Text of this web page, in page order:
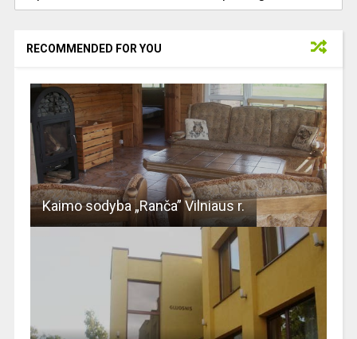
RECOMMENDED FOR YOU
Kaimo sodyba „Ranča” Vilniaus r.